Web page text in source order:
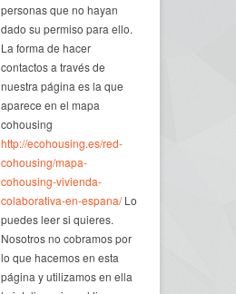
personas que no hayan
dado su permiso para ello.
La forma de hacer
contactos a través de
nuestra página es la que
aparece en el mapa
cohousing
http://ecohousing.es/red-
cohousing/mapa-
cohousing-vivienda-
colaborativa-en-espana/Lo
puedes leer si quieres.
Nosotros no cobramos por
lo que hacemos en esta
página y utilizamos en ella